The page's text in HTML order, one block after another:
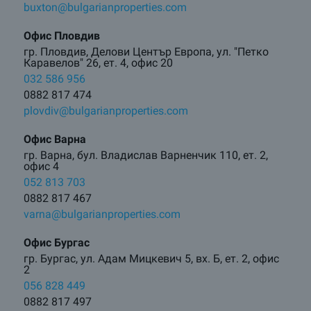
buxton@bulgarianproperties.com
Офис Пловдив
гр. Пловдив, Делови Център Европа, ул. "Петко
Каравелов" 26, ет. 4, офис 20
032 586 956
0882 817 474
plovdiv@bulgarianproperties.com
Офис Варна
гр. Варна, бул. Владислав Варненчик 110, ет. 2,
офис 4
052 813 703
0882 817 467
varna@bulgarianproperties.com
Офис Бургас
гр. Бургас, ул. Адам Мицкевич 5, вх. Б, ет. 2, офис
2
056 828 449
0882 817 497